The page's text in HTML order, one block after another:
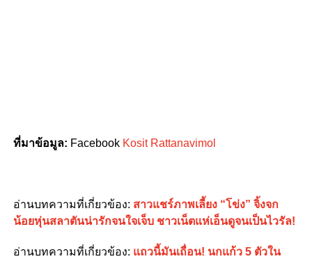
ที่มาข้อมูล: Facebook Kosit Rattanavimol
อ่านบทความที่เกี่ยวข้อง: สาวแชร์ภาพเลี้ยง “โข่ง” จิ้งจก
น้อยหุ่นสลาตันน่ารักจนใจเจ็บ ชาวเน็ตแห่เอ็นดูจนเป็นไวรัล!
อ่านบทความที่เกี่ยวข้อง: แถวนี้มันเถื่อน! นกแก้ว 5 ตัวใน